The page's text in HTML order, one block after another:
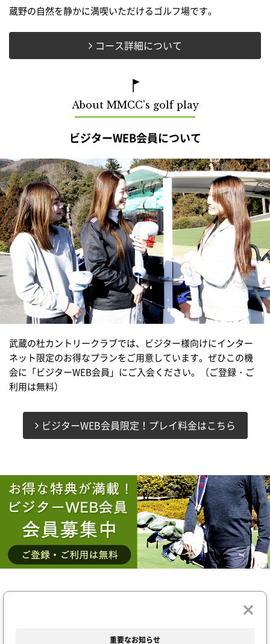
重要なお知らせ
蔵野の自然を静かに満喫いただけるゴルフ場です。
コース詳細について
About MMCC's golf play
ビジターWEB会員について
武蔵の杜カントリークラブでは、ビジター様向けにインター
ネット限定のお得なプランをご用意しています。ぜひこの機
会に「ビジターWEB会員」にご入会ください。（ご登録・ご
利用は無料）
ビジターWEB会員限定！プレイ料金はこちら